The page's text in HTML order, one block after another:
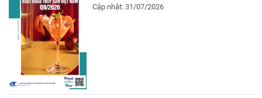
Cập nhật: 31/07/2026